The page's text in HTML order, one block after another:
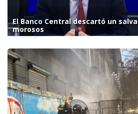
El Banco Central descartó un
morosos